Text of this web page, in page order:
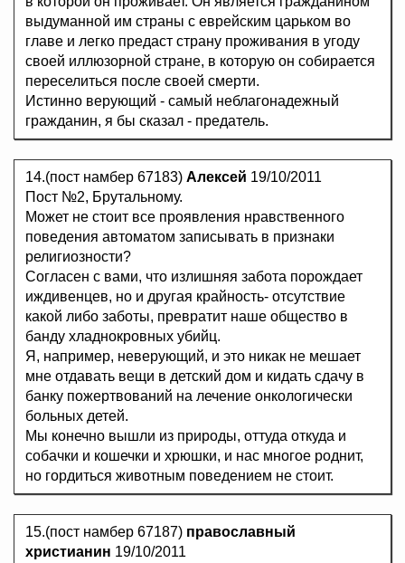
выдуманной им страны с еврейским царьком во
главе и легко предаст страну проживания в угоду
своей иллюзорной стране, в которую он собирается
переселиться после своей смерти.
Истинно верующий - самый неблагонадежный
гражданин, я бы сказал - предатель.
14.(пост намбер 67183) Алексей 19/10/2011
Пост №2, Брутальному.
Может не стоит все проявления нравственного
поведения автоматом записывать в признаки
религиозности?
Согласен с вами, что излишняя забота порождает
иждивенцев, но и другая крайность- отсутствие
какой либо заботы, превратит наше общество в
банду хладнокровных убийц.
Я, например, неверующий, и это никак не мешает
мне отдавать вещи в детский дом и кидать сдачу в
банку пожертвований на лечение онкологически
больных детей.
Мы конечно вышли из природы, оттуда откуда и
собачки и кошечки и хрюшки, и нас многое роднит,
но гордиться животным поведением не стоит.
15.(пост намбер 67187) православный
христианин 19/10/2011